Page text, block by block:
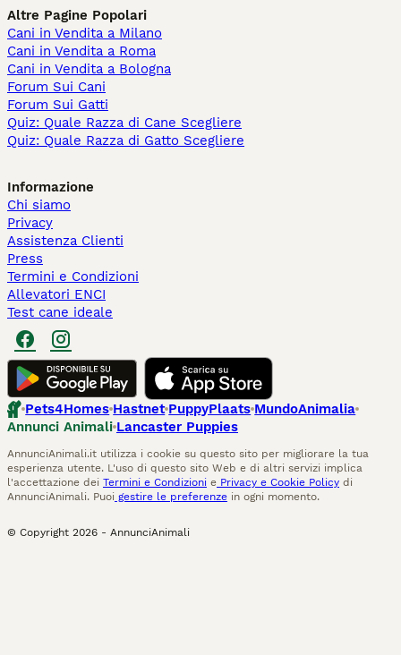
Altre Pagine Popolari
Cani in Vendita a Milano
Cani in Vendita a Roma
Cani in Vendita a Bologna
Forum Sui Cani
Forum Sui Gatti
Quiz: Quale Razza di Cane Scegliere
Quiz: Quale Razza di Gatto Scegliere
Informazione
Chi siamo
Privacy
Assistenza Clienti
Press
Termini e Condizioni
Allevatori ENCI
Test cane ideale
Pets4Homes Hastnet PuppyPlaats MundoAnimalia
Annunci Animali Lancaster Puppies
AnnunciAnimali.it utilizza i cookie su questo sito per migliorare la tua
esperienza utente. L'uso di questo sito Web e di altri servizi implica
l'accettazione dei Termini e Condizioni e Privacy e Cookie Policy di
AnnunciAnimali. Puoi gestire le preferenze in ogni momento.
© Copyright 2026 - AnnunciAnimali